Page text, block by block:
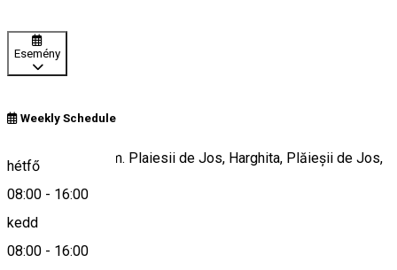
Esemény
Weekly Schedule
hétfő
08:00 - 16:00
kedd
08:00 - 16:00
Str. Imper, 74, Com. Plaiesii de Jos, Harghita, Plăieșii de Jos,
Romania
Keresd térképen